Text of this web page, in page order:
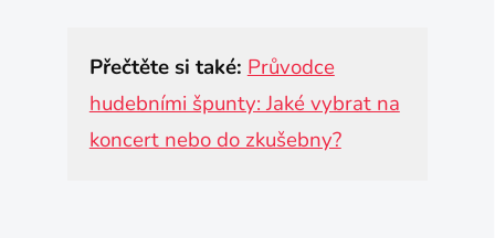
Přečtěte si také: Průvodce
hudebními špunty: Jaké vybrat na
koncert nebo do zkušebny?